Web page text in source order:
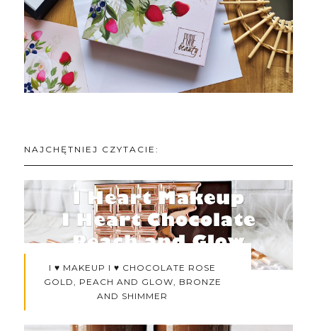
NAJCHĘTNIEJ CZYTACIE:
I ♥ MAKEUP I ♥ CHOCOLATE ROSE
GOLD, PEACH AND GLOW, BRONZE
AND SHIMMER